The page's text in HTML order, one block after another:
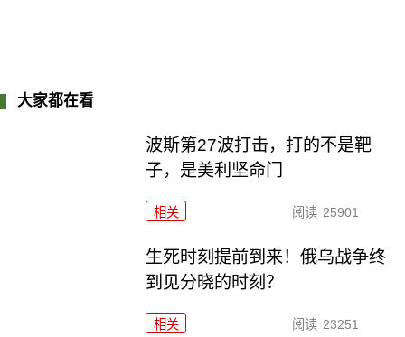
大家都在看
波斯第27波打击，打的不是靶
子，是美利坚命门
相关 阅读 25901
生死时刻提前到来！俄乌战争终
到见分晓的时刻？
相关 阅读 23251